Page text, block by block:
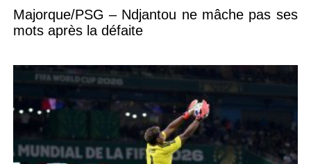
Majorque/PSG – Ndjantou ne mâche pas ses
mots après la défaite